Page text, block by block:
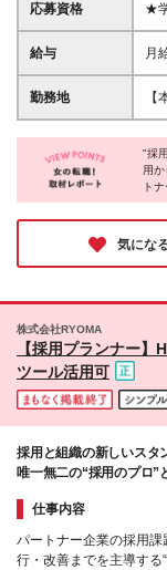
応募資格
★学
条
営
プ
え
が好きな方 ◆
し
給与
月
※
成
す。 ◆ 年収アップの実例 ◎学生イ
→3
し
給
り
勤務地
6F ◆ アクセス ・JR「代々木駅」より徒歩3分 ・小田
急
駅」より
・
社用
中
す。
"採
用
ト
る。
が信
高
気にな
株式会社RYOMA
【採用プランナー
ツール活用可
採用と組織の新しいスタ
唯一無二の“採用のプロ”
仕事内容
パートナー企業の採用
行・改善までを主導する